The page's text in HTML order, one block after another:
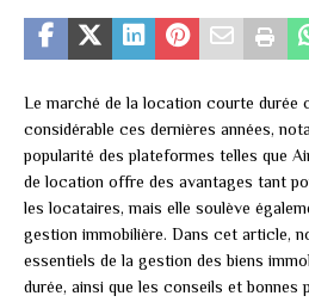
Le marché de la location courte durée
considérable ces dernières années,
popularité des plateformes telles que
de location offre des avantages tant
les locataires, mais elle soulève
gestion immobilière. Dans cet article,
essentiels de la gestion des biens
durée, ainsi que les conseils et bonnes